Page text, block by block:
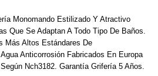
Monomando Estilizado Y Atractivo
Que Se Adaptan A Todo Tipo De Baños.
Más Altos Estándares De
Anticorrosión Fabricados En Europa
Nch3182. Garantía Grifería 5 Años.